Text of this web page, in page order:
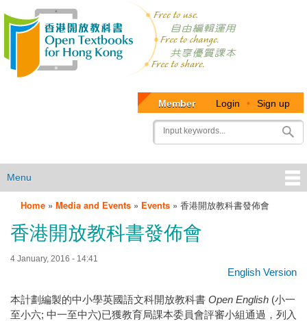
User
account
menu
Member Login • Sign up
Search
Menu
Menu
Home » Media and Events » Events » 香港開放教科書發佈會
香港開放教科書發佈會
4 January, 2016 - 14:41
English Version
本計劃編製的中小學英國語文科開放教科書 Open English (小一
至小六; 中一至中六)已獲教育局課本委員會評審小組通過，列入